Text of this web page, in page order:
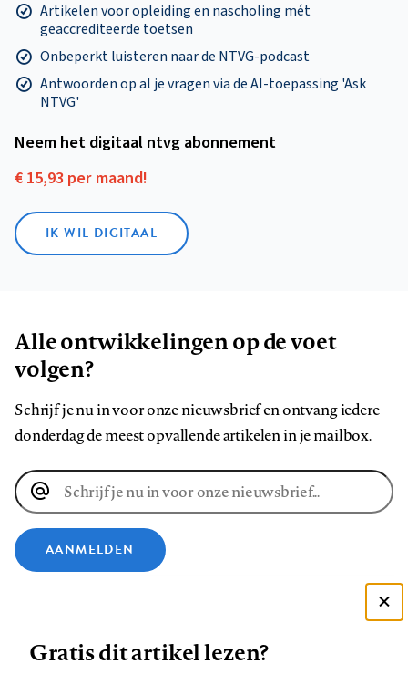
Artikelen voor opleiding en nascholing mét
geaccrediteerde toetsen
Onbeperkt luisteren naar de NTVG-podcast
Antwoorden op al je vragen via de AI-toepassing 'Ask
NTVG'
Neem het digitaal ntvg abonnement
€ 15,93 per maand!
IK WIL DIGITAAL
Alle ontwikkelingen op de voet
volgen?
Schrijf je nu in voor onze nieuwsbrief en ontvang iedere
donderdag de meest opvallende artikelen in je mailbox.
E-
mailadres
AANMELDEN
Zie onze cookie policy
Gratis dit artikel lezen?